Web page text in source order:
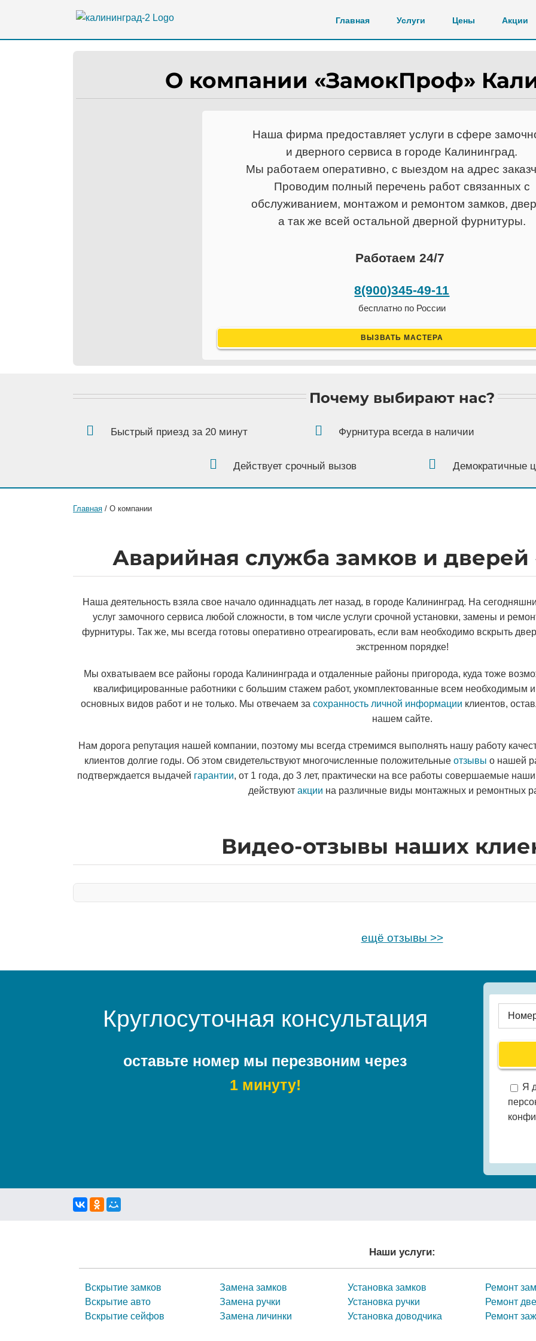
content
Главная Услуги Цены Акции
О компании «ЗамокПроф»
Наша фирма предоставляет услуги в сфере
и дверного сервиса в городе Калининград.
Мы работаем оперативно, с выездом на адрес
Проводим полный перечень работ связанных с
обслуживанием, монтажом и ремонтом замков,
а так же всей остальной дверной фурнитуры.
Работаем 24/7
8(900)345-49-11
бесплатно по России
ВЫЗВАТЬ МАСТЕРА
Почему выбирают нас?
Быстрый приезд за 20 минут Фурнитура всегда в наличии
Действует срочный вызов Демократичные
Главная / О компании
Аварийная служба замков и
Наша деятельность взяла свое начало одиннадцать лет назад, в городе Калининград. На
услуг замочного сервиса любой сложности, в том числе услуги срочной установки, замены и
фурнитуры. Так же, мы всегда готовы оперативно отреагировать, если вам необходимо вскрыть
экстренном порядке!
Мы охватываем все районы города Калининграда и отдаленные районы пригорода, куда тоже
квалифицированные работники с большим стажем работ, укомплектованные всем необходимым
основных видов работ и не только. Мы отвечаем за сохранность личной информации клиентов,
нашем сайте.
Нам дорога репутация нашей компании, поэтому мы всегда стремимся выполнять нашу работу
клиентов долгие годы. Об этом свидетельствуют многочисленные положительные отзывы о нашей
подтверждается выдачей гарантии, от 1 года, до 3 лет, практически на все работы совершаемые
действуют акции на различные виды монтажных и ремонтных
Видео-отзывы наших
ещё отзывы >>
Круглосуточная консультация
оставьте номер мы перезвоним через
1 минуту!
Я
Наши услуги:
Вскрытие замков
Вскрытие авто
Вскрытие сейфов
Замена замков
Замена ручки
Замена личинки
Установка замков
Установка ручки
Установка доводчика
Ремонт
Ремонт
Ремонт